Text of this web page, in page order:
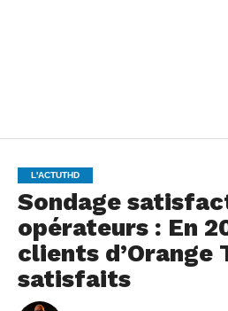
L'ACTUTHD
Sondage
opérateurs : En
clients d’Orange
satisfaits